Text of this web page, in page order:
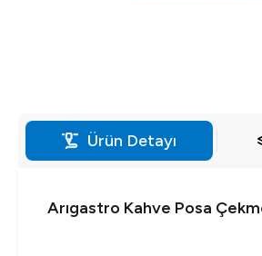
Ürün Detayı
Arıgastro Kahve Posa